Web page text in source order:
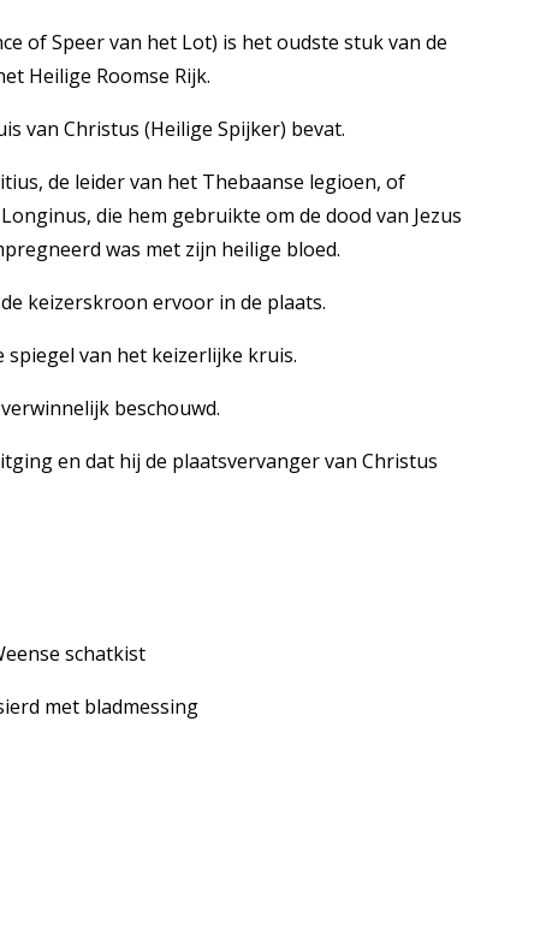
of Speer van het Lot) is het oudste stuk van de
Heilige Roomse Rijk.
van Christus (Heilige Spijker) bevat.
de leider van het Thebaanse legioen, of
die hem gebruikte om de dood van Jezus
was met zijn heilige bloed.
keizerskroon ervoor in de plaats.
spiegel van het keizerlijke kruis.
beschouwd.
en dat hij de plaatsvervanger van Christus
schatkist
met bladmessing